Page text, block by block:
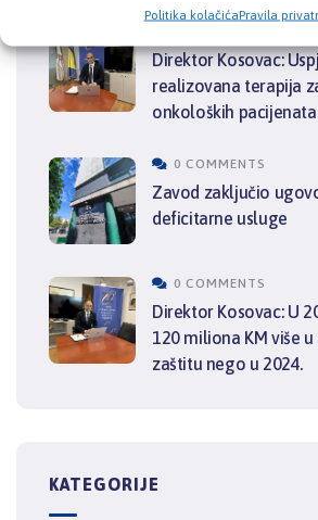
Politika kolačićaPravila
Direktor Kosovac:
realizovana terapija
onkoloških pacijenata
0 COMMENTS
Zavod zaključio
deficitarne usluge
0 COMMENTS
Direktor Kosovac: U
120 miliona KM više
zaštitu nego u 2024.
KATEGORIJE